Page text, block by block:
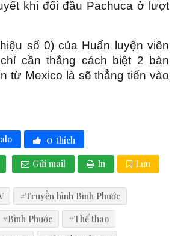
khi đối đầu Pachuca ở lượt
số 0) của Huấn luyện viên
cần thắng cách biệt 2 bàn
từ Mexico là sẽ thẳng tiến vào
0 thích
Gửi mail In Lưu
#Truyền hình Bình Phước
#Bình Phước
#Thể thao